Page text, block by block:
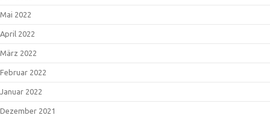
Mai 2022
April 2022
März 2022
Februar 2022
Januar 2022
Dezember 2021